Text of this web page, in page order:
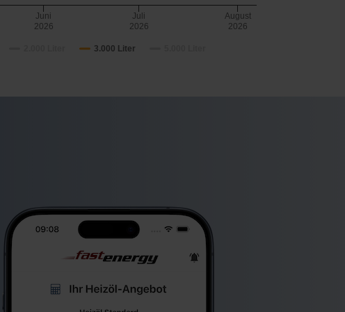
3.000 Liter
Juni
2026
Juli
2026
August
2026